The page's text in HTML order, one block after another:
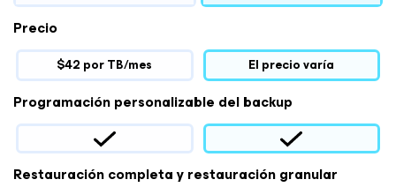
Precio
$42 por TB/mes El precio varía
Programación personalizable del backup
Restauración completa y restauración granular